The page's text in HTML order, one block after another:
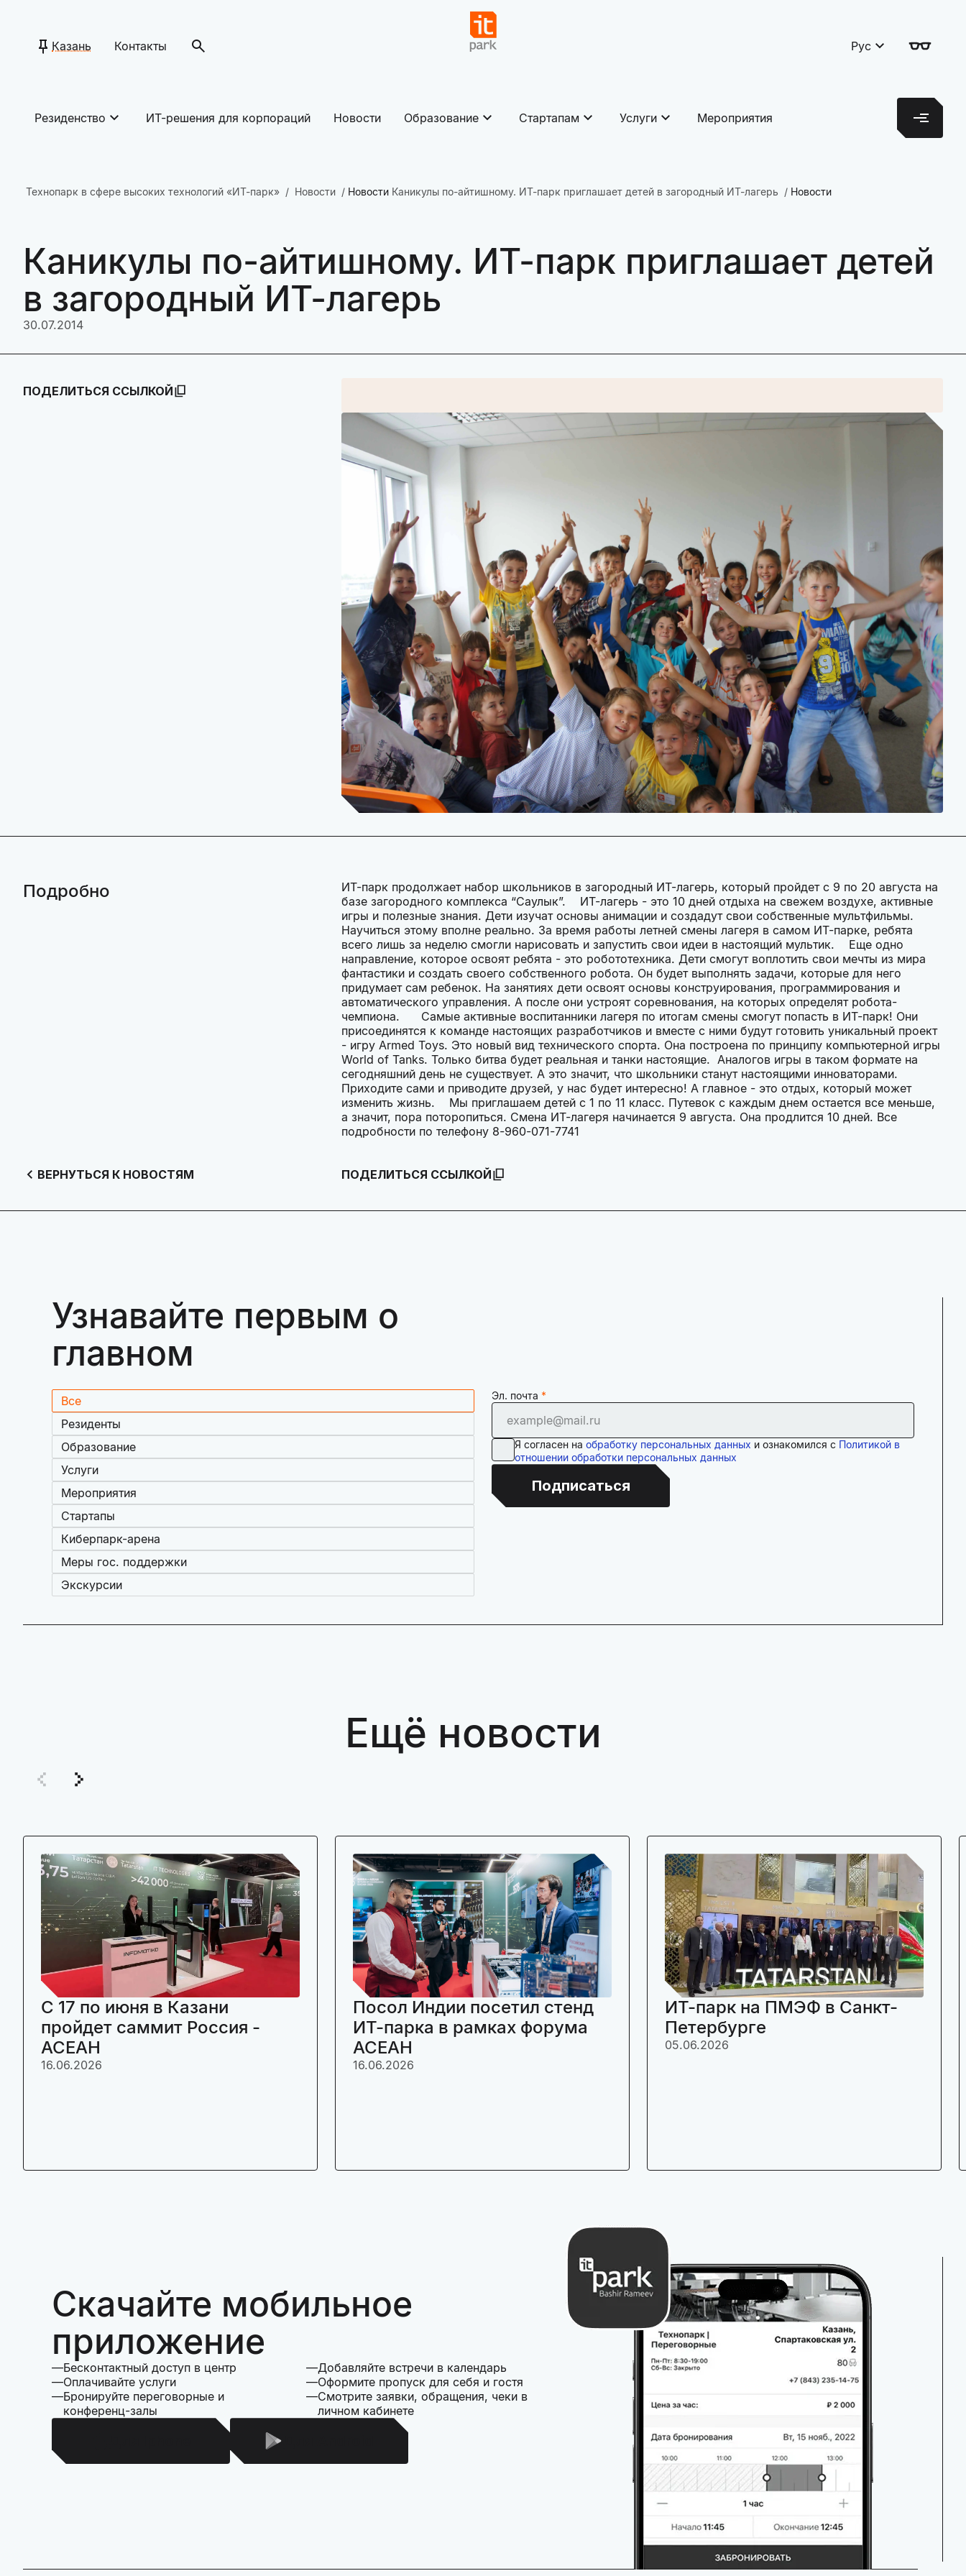
Казань Контакты Рус
Резиденство ИТ-решения для корпораций Новости Образование Стартапам Услуги Мероприятия
Технопарк в сфере высоких технологий «ИТ-парк» Новости Новости Каникулы по-айтишному. ИТ-парк приглашает детей в загородный ИТ-лагерь Новости
Каникулы по-айтишному. ИТ-парк приглашает детей
в загородный ИТ-лагерь
30.07.2014
ПОДЕЛИТЬСЯ ССЫЛКОЙ
Подробно
ИТ-парк продолжает набор школьников в загородный ИТ-лагерь, который пройдет с 9 по 20 августа на
базе загородного комплекса “Саулык”. ИТ-лагерь - это 10 дней отдыха на свежем воздухе, активные
игры и полезные знания. Дети изучат основы анимации и создадут свои собственные мультфильмы.
Научиться этому вполне реально. За время работы летней смены лагеря в самом ИТ-парке, ребята
всего лишь за неделю смогли нарисовать и запустить свои идеи в настоящий мультик. Еще одно
направление, которое освоят ребята - это робототехника. Дети смогут воплотить свои мечты из мира
фантастики и создать своего собственного робота. Он будет выполнять задачи, которые для него
придумает сам ребенок. На занятиях дети освоят основы конструирования, программирования и
автоматического управления. А после они устроят соревнования, на которых определят робота-
чемпиона. Самые активные воспитанники лагеря по итогам смены смогут попасть в ИТ-парк! Они
присоединятся к команде настоящих разработчиков и вместе с ними будут готовить уникальный проект
- игру Armed Toys. Это новый вид технического спорта. Она построена по принципу компьютерной игры
World of Tanks. Только битва будет реальная и танки настоящие. Аналогов игры в таком формате на
сегодняшний день не существует. А это значит, что школьники станут настоящими инноваторами.
Приходите сами и приводите друзей, у нас будет интересно! А главное - это отдых, который может
изменить жизнь. Мы приглашаем детей с 1 по 11 класс. Путевок с каждым днем остается все меньше,
а значит, пора поторопиться. Смена ИТ-лагеря начинается 9 августа. Она продлится 10 дней. Все
подробности по телефону 8-960-071-7741
ВЕРНУТЬСЯ К НОВОСТЯМ ПОДЕЛИТЬСЯ ССЫЛКОЙ
Узнавайте первым о
главном
Все
Резиденты
Образование
Услуги
Мероприятия
Стартапы
Киберпарк-арена
Меры гос. поддержки
Экскурсии
Эл. почта
Я согласен на обработку персональных данных и ознакомился с Политикой в
отношении обработки персональных данных
Подписаться
Ещё новости
C 17 по июня в Казани
пройдет саммит Россия -
АСЕАН
16.06.2026
Посол Индии посетил стенд
ИТ-парка в рамках форума
АСЕАН
16.06.2026
ИТ-парк на ПМЭФ в Санкт-
Петербурге
05.06.2026
Скачайте мобильное
приложение
Бесконтактный доступ в центр
Оплачивайте услуги
Бронируйте переговорные и
конференц-залы
Добавляйте встречи в календарь
Оформите пропуск для себя и гостя
Смотрите заявки, обращения, чеки в
личном кабинете